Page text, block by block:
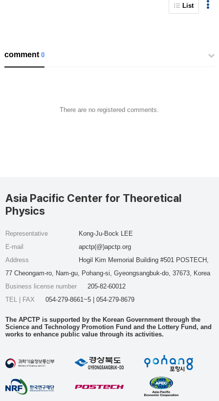
List
comment0
There are no registered comments.
Asia Pacific Center for Theoretical
Physics
Representative
Kong-Ju-Bock LEE
E-mail
apctp(@)apctp.org
Address
Hogil Kim Memorial Building #501 POSTECH,
77 Cheongam-ro, Nam-gu, Pohang-si, Gyeongsangbuk-do, 37673, Korea
Business license number
205-82-60012
TEL | FAX
054-279-8661~5 | 054-279-8679
The APCTP is supported by the Korean Government through the
Science and Technology Promotion Fund and the Lottery Fund, and
works to enhance public value through its activities.